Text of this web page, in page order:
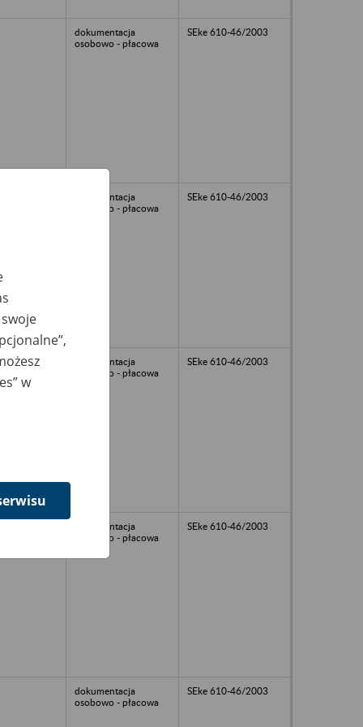
dokumentacja
osobowo - płacowa
SEke 610-46/2003
dokumentacja
osobowo - płacowa
SEke 610-46/2003
dokumentacja
osobowo - płacowa
SEke 610-46/2003
dokumentacja
osobowo - płacowa
SEke 610-46/2003
dokumentacja
osobowo - płacowa
SEke 610-46/2003
w